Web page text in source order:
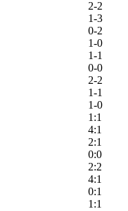
2-2
1-3
0-2
1-0
1-1
0-0
2-2
1-1
1-0
1:1
4:1
2:1
0:0
2:2
4:1
0:1
1:1